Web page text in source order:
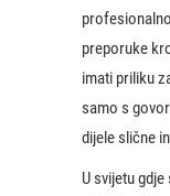
preporuke
imati priliku
samo s
dijele slične
U svijetu